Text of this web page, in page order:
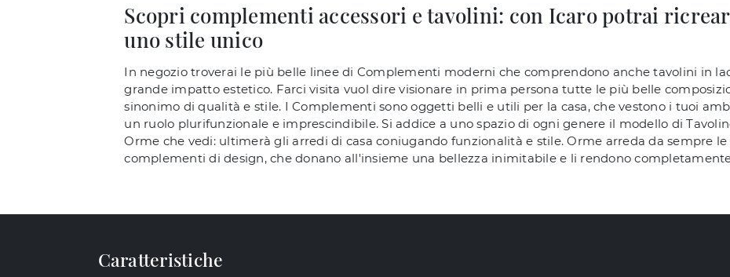
Scopri complementi accessori e tavolini: con Icaro potrai
uno stile unico
In negozio troverai le più belle linee di Complementi moderni che comprendono anche tavolini in
grande impatto estetico. Farci visita vuol dire visionare in prima persona tutte le più belle
sinonimo di qualità e stile. I Complementi sono oggetti belli e utili per la casa, che vestono i tuoi
un ruolo plurifunzionale e imprescindibile. Si addice a uno spazio di ogni genere il modello di
Orme che vedi: ultimerà gli arredi di casa coniugando funzionalità e stile. Orme arreda da sempre
complementi di design, che donano all'insieme una bellezza inimitabile e li rendono
Caratteristiche